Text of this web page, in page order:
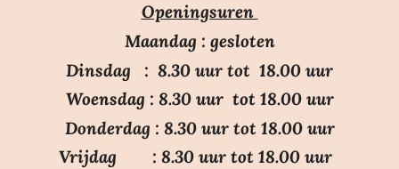
e
n
e
n
e
n
e
n
Openingsuren
Maandag : gesloten
Dinsdag : 8.30 uur tot 18.00 uur
Woensdag : 8.30 uur tot 18.00 uur
Donderdag : 8.30 uur tot 18.00 uur
Vrijdag : 8.30 uur tot 18.00 uur